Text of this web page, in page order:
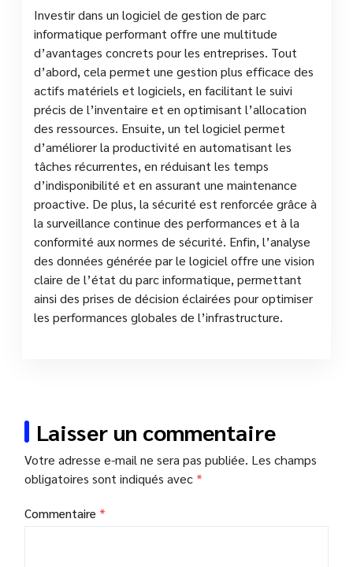
Investir dans un logiciel de gestion de parc
informatique performant offre une multitude
d’avantages concrets pour les entreprises. Tout
d’abord, cela permet une gestion plus efficace des
actifs matériels et logiciels, en facilitant le suivi
précis de l’inventaire et en optimisant l’allocation
des ressources. Ensuite, un tel logiciel permet
d’améliorer la productivité en automatisant les
tâches récurrentes, en réduisant les temps
d’indisponibilité et en assurant une maintenance
proactive. De plus, la sécurité est renforcée grâce à
la surveillance continue des performances et à la
conformité aux normes de sécurité. Enfin, l’analyse
des données générée par le logiciel offre une vision
claire de l’état du parc informatique, permettant
ainsi des prises de décision éclairées pour optimiser
les performances globales de l’infrastructure.
Laisser un commentaire
Votre adresse e-mail ne sera pas publiée. Les champs
obligatoires sont indiqués avec *
Commentaire *